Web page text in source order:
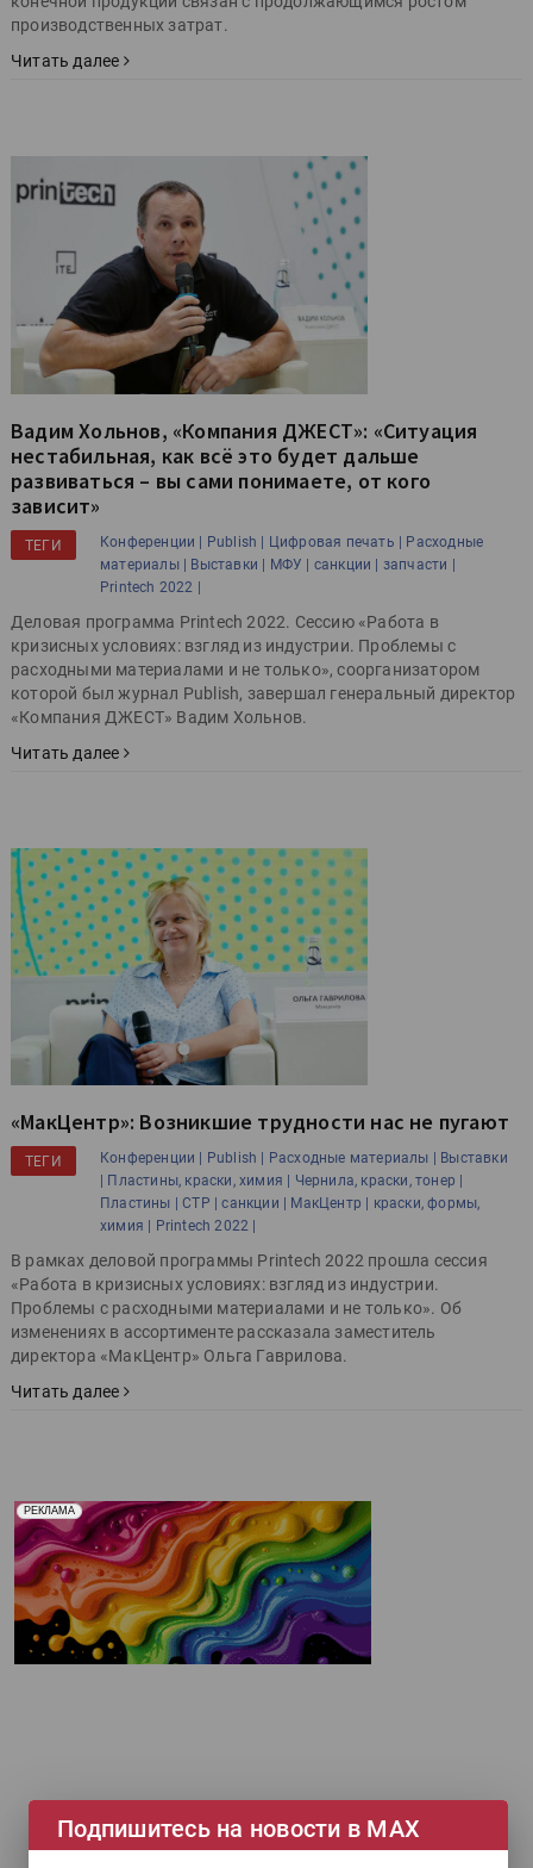
производственных затрат.
Читать далее
Вадим Хольнов, «Компания ДЖЕСТ»: «Ситуация
нестабильная, как всё это будет дальше
развиваться – вы сами понимаете, от кого
зависит»
ТЕГИ Конференции | Publish | Цифровая печать | Расходные
материалы | Выставки | МФУ | санкции | запчасти |
Printech 2022 |
Деловая программа Printech 2022. Сессию «Работа в
кризисных условиях: взгляд из индустрии. Проблемы с
расходными материалами и не только», соорганизатором
которой был журнал Publish, завершал генеральный директор
«Компания ДЖЕСТ» Вадим Хольнов.
Читать далее
«МакЦентр»: Возникшие трудности нас не пугают
ТЕГИ Конференции | Publish | Расходные материалы |
Выставки
Пластины, краски, химия |
Чернила, краски, тонер |
Пластины |
CTP | санкции | МакЦентр |
краски, формы,
химия |
Printech 2022 |
В рамках деловой программы Printech 2022 прошла сессия
«Работа в кризисных условиях: взгляд из индустрии.
Проблемы с расходными материалами и не только». Об
изменениях в ассортименте рассказала заместитель
директора «МакЦентр» Ольга Гаврилова.
Читать далее
РЕКЛАМА
Реклама. Рекламодатель ООО "Передовые Системы
Печати" erid: 2SDnjd2d4Qz
Подпишитесь на новости в МАХ